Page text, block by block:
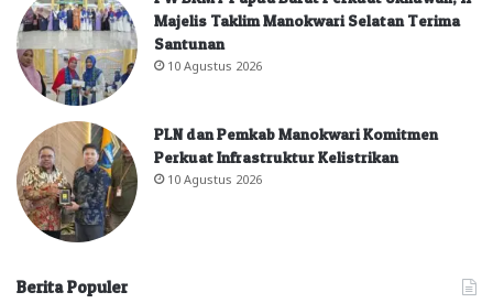
Majelis Taklim Manokwari Selatan Terima
Santunan
10 Agustus 2026
PLN dan Pemkab Manokwari Komitmen
Perkuat Infrastruktur Kelistrikan
10 Agustus 2026
Berita Populer